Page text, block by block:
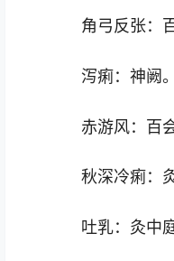
角弓反张：百
泻痢：神阙。
赤游风：百会
秋深冷痢：灸
吐乳：灸中庭